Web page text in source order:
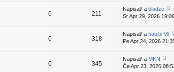
d
nji
pr
is
p
e
e
ej
z
d
nji
pr
is
e
0 211
Napisal/-a bladzo
o
ej
z
d
pr
Sr Apr 29, 2026 19:06
0 318
Napisal/-a habibi Vll
o
z
Pe Apr 24, 2026
0 345
Napisal/-a MKN
o
Če Apr 23, 2026